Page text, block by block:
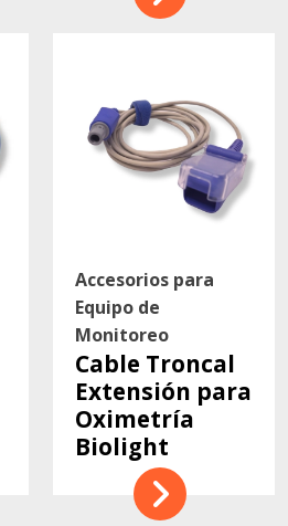
Accesorios para
Equipo de
Monitoreo
Cable Troncal
Extensión para
Oximetría
Biolight